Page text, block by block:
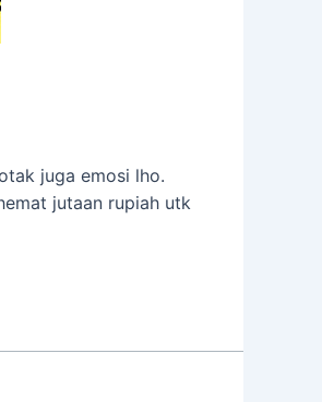
juga emosi lho.
jutaan rupiah utk